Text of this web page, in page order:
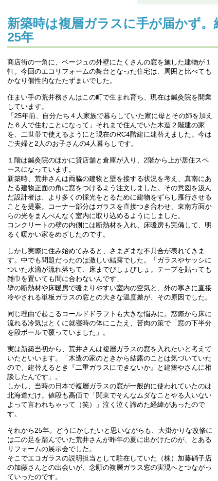
新築時は複層ガラスに手が届かず
25年
商店街の一角に、ベージュの外壁にたくさんの窓を施した建物が１
軒。今回のエコリフォームの舞台となった住宅は、周囲と比べても
かなり個性的なたたずまいでした。
住まい手の荒井務さんはこの町で生まれ育ち、現在は鍼灸院を開業
しています。
「25年前、自分たち４人家族で暮らしていた家に母とその姉を加え
た６人で住むことになって」それまで住んでいた木造２階建の家
を、二世帯で使えるようにと現在のRC4階建に建替えました。今は
ご夫婦と2人のお子さんの4人暮らしです。
１階は鍼灸院のほかに貸店舗と倉庫が入り、2階から上が居住スペ
ースになっています。
新築時、荒井さんは両脇の建物と壁を接する状況を考え、真南にあ
たる建物正面の角に窓をつけるよう注文しました。その意図を汲ん
だ設計者は、より多くの採光をとるために建物をずらし雁行させる
ことを提案。コーナー部分はガラスを直接つき合わせ、東南方面か
らの光をまんべんなく室内に取り込めるようにしました。
コンクリートの壁の内側には断熱材を入れ、床暖房も完備して、明
るく暖かい家をめざしたのです。
しかし実際に住み始めてみると、さまざまな不具合が表れてきま
す。中でも問題だったのは激しい結露でした。「ガラスやサッシに
ついた水滴が流れ落ちて、床までびしょびしょ。テープを貼っても
雑巾を置いても間に合わないんです」
壁の断熱材や床暖房で暖まりやすい室内の空気と、外の寒さに直接
冷やされる単板ガラスの窓との大きな温度差が、その原因でした。
同じ理由で起こるコールドドラフトも大きな悩みに。窓際から床に
流れる冷気はとくに就寝時の体にこたえ、苦肉の策で「窓の下半分
を段ボールで覆っていました」。
実は新築当初から、荒井さんは複層ガラスの窓を入れたいと考えて
いたといいます。「木造の家のときから結露のことは気づいていた
ので、建替えるとき『二重ガラスにできないか』と建築やさんに相
談したんです」。
しかし、当時の日本で複層ガラスの窓が一般的に使われていたのは
北海道だけ。値段も高価で「関東でそんなムダなことやる人いない
よって言われちゃって（笑）」泣く泣く諦めた経緯があったので
す。
それから25年。どうにかしたいと思いながらも、大掛かりな改修に
は二の足を踏んでいた荒井さんが昨年の夏に出かけたのが、とある
リフォームの展示会でした。
そこでエコガラスの説明担当として駐在していた（株）加藤硝子店
の加藤さんとの出会いが、念願の複層ガラス窓の実現へとつながっ
ていったのです。